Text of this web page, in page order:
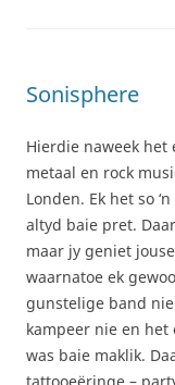
Sonisphere
Hierdie naweek het
metaal en rock
Londen. Ek het so
altyd baie pret.
maar jy geniet
waarnatoe ek
gunstelige band
kampeer nie en
was baie maklik.